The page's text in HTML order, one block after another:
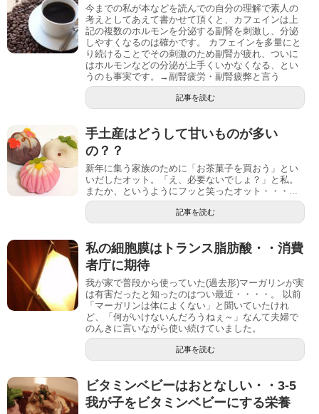
今までの私が本などを読んでの自分の理解で素人の
考えとしてあえて書かせて頂くと、カフェインは上
記の複数のホルモンを分泌する副腎を刺激し、分泌
しやすくなるのは確かです。 カフェインを多量にと
り続けることでその刺激のため副腎が疲れ、ついに
はホルモンなどの分泌が上手くいかなくなる、とい
うのも事実です。→副腎疲労・副腎疲弊と言う
記事を読む
手土産はどうして甘いものが多い
の？？
新年に集う家族のために「お茶菓子を買おう」とい
いだしたオット。「え、必要ないでしょ？」と私。
またか、というようにフッと笑ったオット・・・...
記事を読む
私の細胞膜はトランス脂肪酸・・消費
者庁に期待
我が家で普段から使っていた(過去形)マーガリンが実
は有害だったと知ったのはつい最近・・・・。 以前
「マーガリンは体によくない」と聞いていたけれ
ど、「何がいけないんだろうねぇ～」なんて夫婦で
のんきに言いながら使い続けていました。
記事を読む
ビタミンベビーはおとなしい・・3-5
我が子をビタミンベビーにする栄養